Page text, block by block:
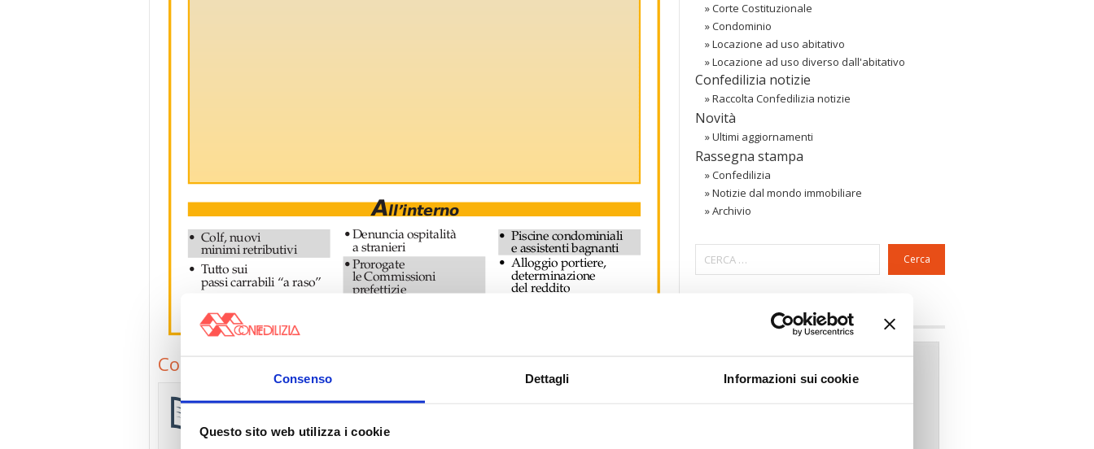
Consenso Dettagli Informazioni sui cookie
Questo sito web utilizza i cookie
Confedilizia notizie – Febbraio 1998
Confedilizia notizie ANNO 8 – febbraio 1998 – N. 2
riservata agli associati.Sfoglia questo numero
»Corte Costituzionale
»Condominio
»Locazione ad uso abitativo
»Locazione ad uso diverso dall'abitativo
Confedilizia notizie
»Raccolta Confedilizia notizie
Novità
»Ultimi aggiornamenti
Rassegna stampa
»Confedilizia
»Notizie dal mondo immobiliare
»Archivio
Cerca
〉 Area riservata Associazioni